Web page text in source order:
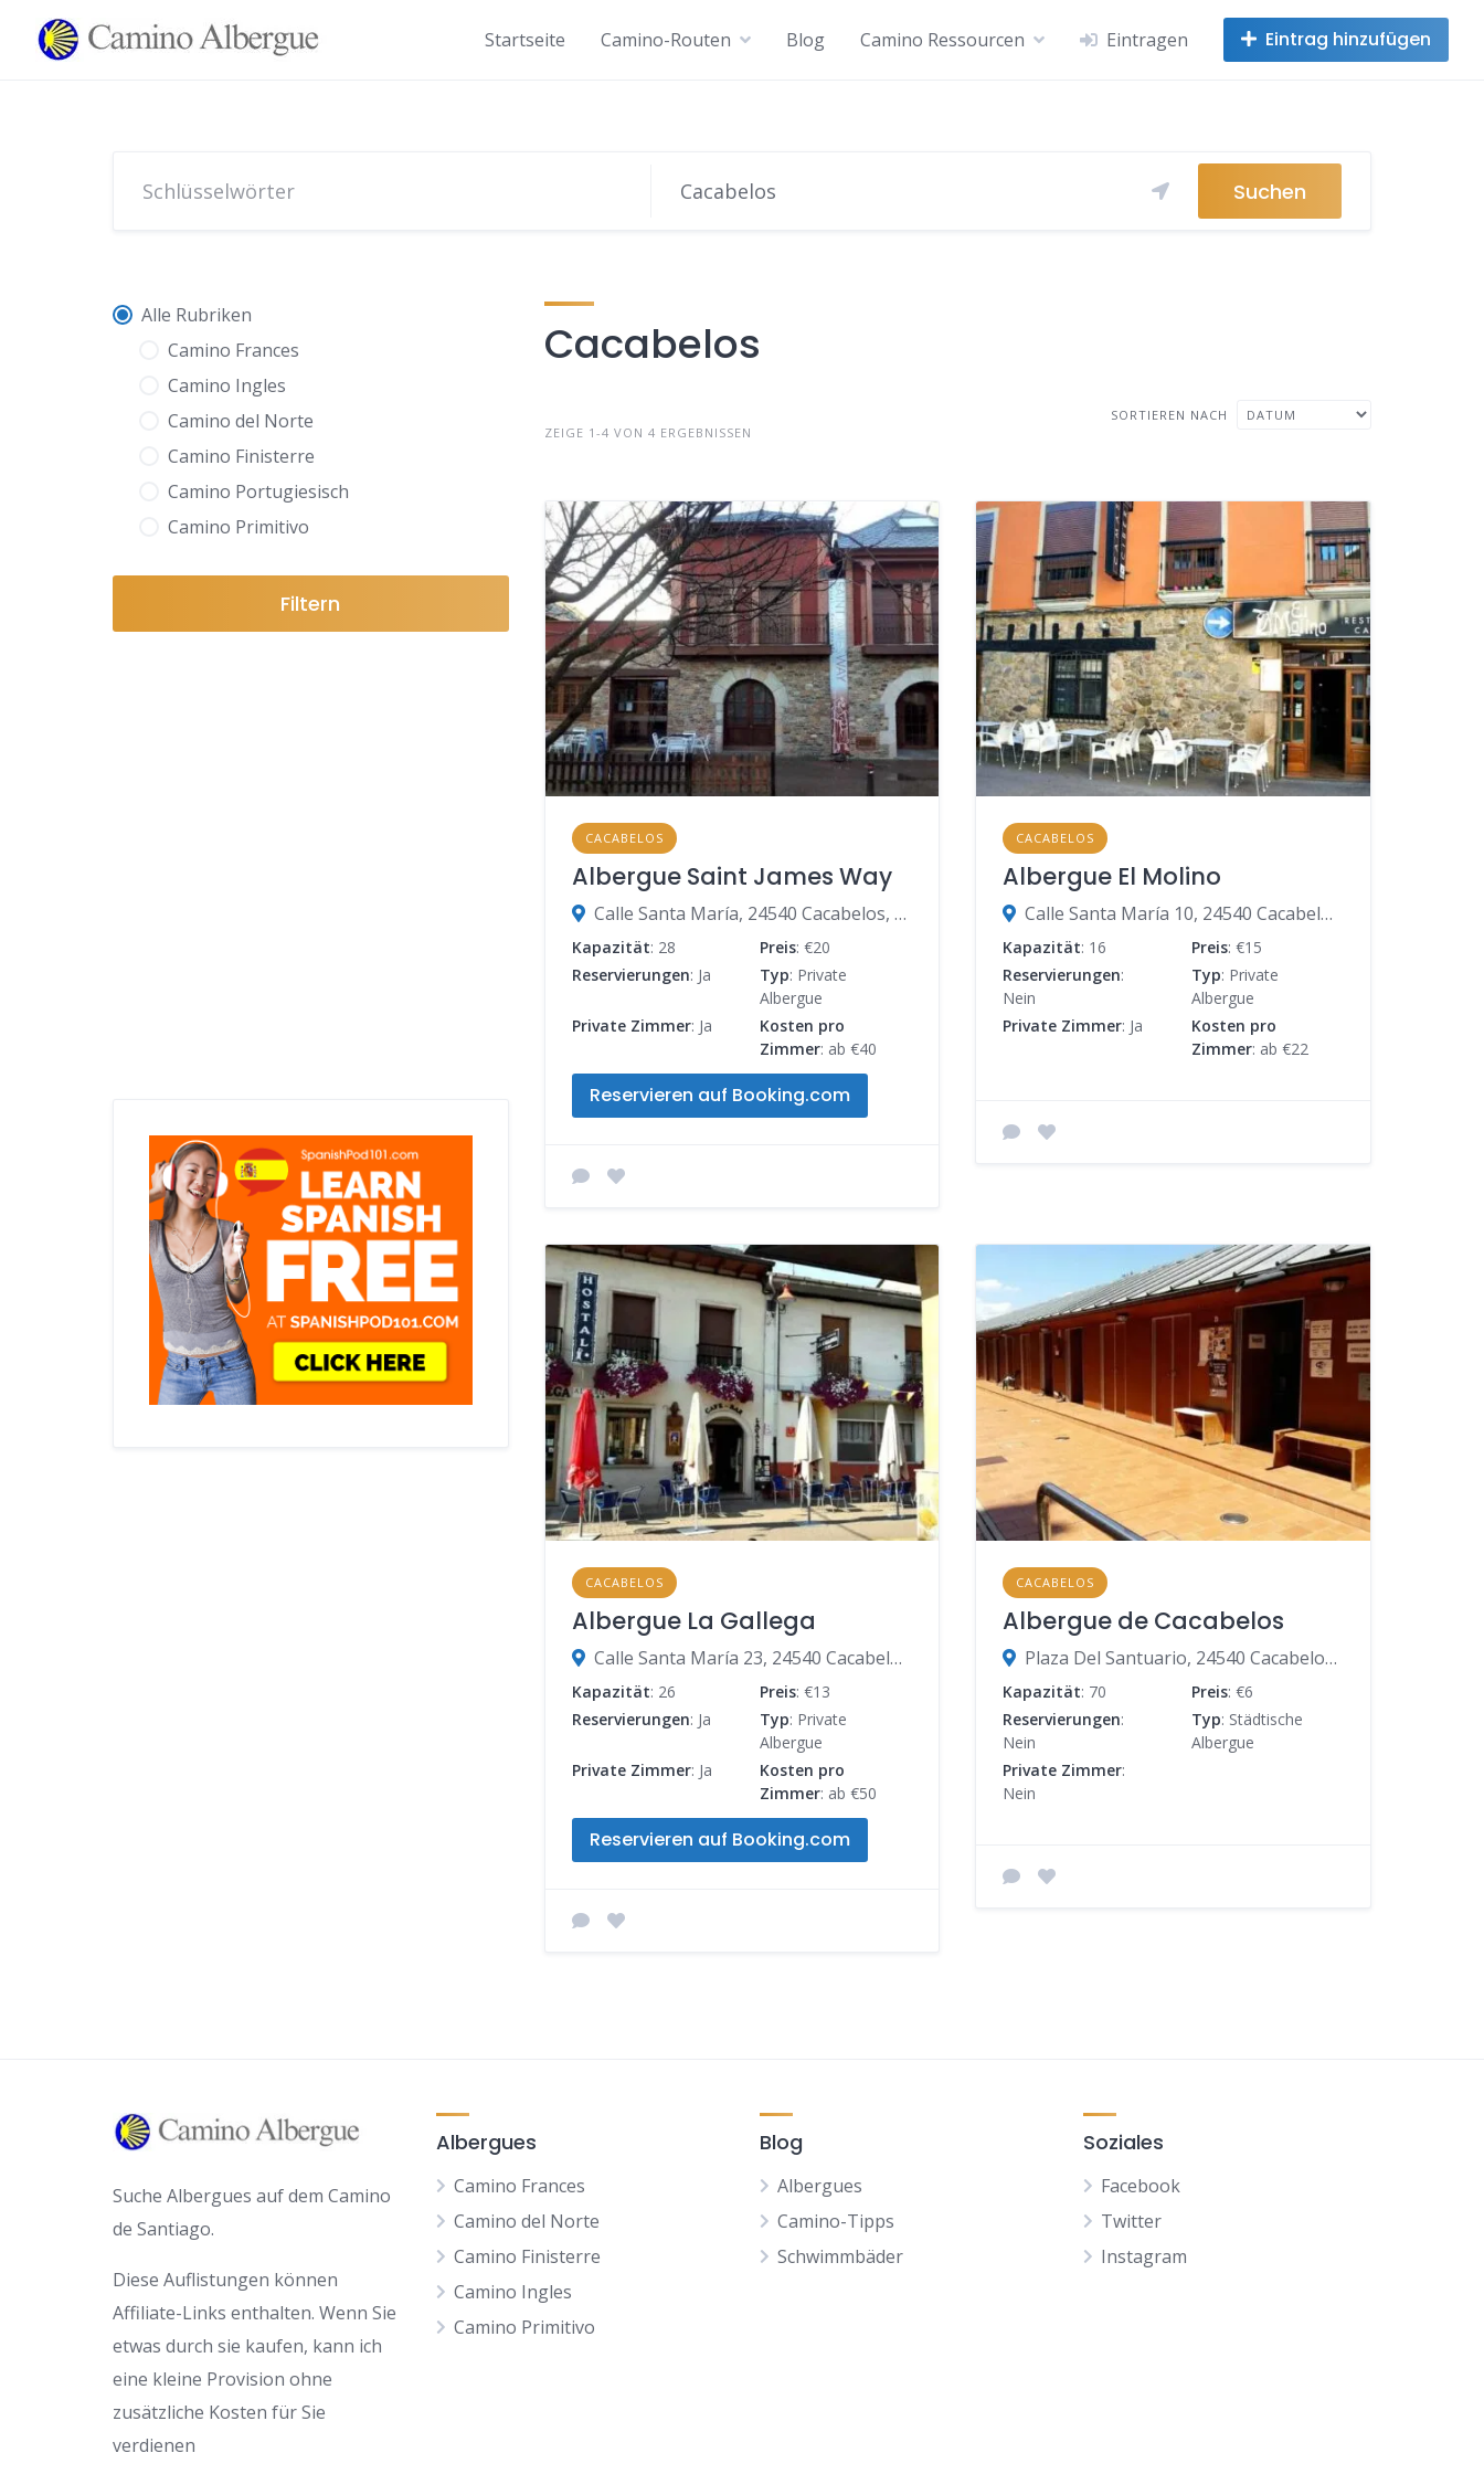
Inhalt
springen
Startseite Camino-Routen Blog Camino Ressourcen Eintragen Eintrag hinzufügen
Suchen
Alle Rubriken
Camino Frances
Camino Ingles
Camino del Norte
Camino Finisterre
Camino Portugiesisch
Camino Primitivo
Filtern
Cacabelos
ZEIGE 1-4 VON 4 ERGEBNISSEN
SORTIEREN NACH
CACABELOS
Albergue Saint James Way
Calle Santa María, 24540 Cacabelos, León, Spanien
Kapazität: 28 Preis: €20
Reservierungen: Ja Typ: Private
Albergue
Private Zimmer: Ja
Kosten pro
Zimmer: ab €40
Reservieren auf Booking.com
CACABELOS
Albergue El Molino
Calle Santa María 10, 24540 Cacabelos, León, Spanien
Kapazität: 16 Preis: €15
Reservierungen:
Nein
Typ: Private
Albergue
Private Zimmer: Ja
Kosten pro
Zimmer: ab €22
CACABELOS
Albergue La Gallega
Calle Santa María 23, 24540 Cacabelos, León, Spanien
Kapazität: 26 Preis: €13
Reservierungen: Ja Typ: Private
Albergue
Private Zimmer: Ja
Kosten pro
Zimmer: ab €50
Reservieren auf Booking.com
CACABELOS
Albergue de Cacabelos
Plaza Del Santuario, 24540 Cacabelos, León, Spanien
Kapazität: 70 Preis: €6
Reservierungen:
Nein
Typ: Städtische
Albergue
Private Zimmer:
Nein
Suche Albergues auf dem Camino
de Santiago.
Diese Auflistungen können
Affiliate-Links enthalten. Wenn Sie
etwas durch sie kaufen, kann ich
eine kleine Provision ohne
zusätzliche Kosten für Sie
verdienen
Albergues
Camino Frances
Camino del Norte
Camino Finisterre
Camino Ingles
Camino Primitivo
Blog
Albergues
Camino-Tipps
Schwimmbäder
Soziales
Facebook
Twitter
Instagram